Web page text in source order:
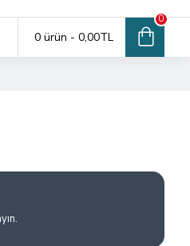
0 ürün - 0,00TL
0